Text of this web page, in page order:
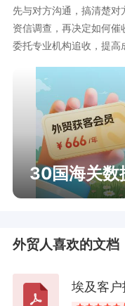
先与对方沟通，搞清楚
资信调查，再决定如何催
委托专业机构追收，提高
外贸人喜欢的文档